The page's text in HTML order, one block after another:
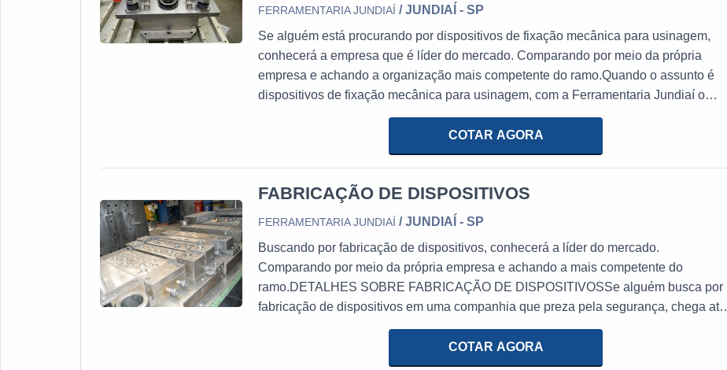
FERRAMENTARIA JUNDIAÍ/ JUNDIAÍ - SP
Se alguém está procurando por dispositivos de fixação mecânica para usinagem,
conhecerá a empresa que é líder do mercado. Comparando por meio da própria
empresa e achando a organização mais competente do ramo.Quando o assunto é
dispositivos de fixação mecânica para usinagem, com a Ferramentaria Jundiaí o
cliente receberá precisão com pagamento acessível.MAIS SOBRE DISPOSITIVOS
DE FIXAÇÃO MEC NICA PARA USINAGEMA Ferramentaria Jundiaí foc...
COTAR AGORA
FABRICAÇÃO DE DISPOSITIVOS
FERRAMENTARIA JUNDIAÍ/ JUNDIAÍ - SP
Buscando por fabricação de dispositivos, conhecerá a líder do mercado.
Comparando por meio da própria empresa e achando a mais competente do
ramo.DETALHES SOBRE FABRICAÇÃO DE DISPOSITIVOSSe alguém busca por
fabricação de dispositivos em uma companhia que preza pela segurança, chega até
a Ferramentaria Jundiaí. É possível encontrar torno cnc universal e aparelho medidor
de altura digital, oferecendo o que há de melhor em tecnologia ao cl...
COTAR AGORA